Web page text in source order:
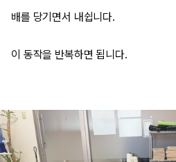
배를 당기면서 내쉽니다.
이 동작을 반복하면 됩니다.